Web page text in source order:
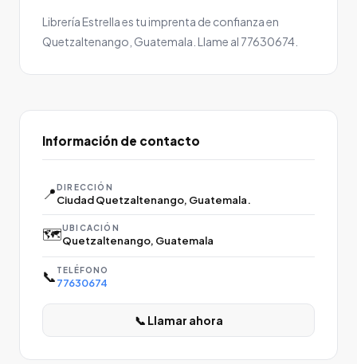
Librería Estrella es tu imprenta de confianza en
Quetzaltenango, Guatemala. Llame al 77630674.
Información de contacto
📍DIRECCIÓN
Ciudad Quetzaltenango, Guatemala.
🗺️UBICACIÓN
Quetzaltenango, Guatemala
📞 TELÉFONO
77630674
📞 Llamar ahora